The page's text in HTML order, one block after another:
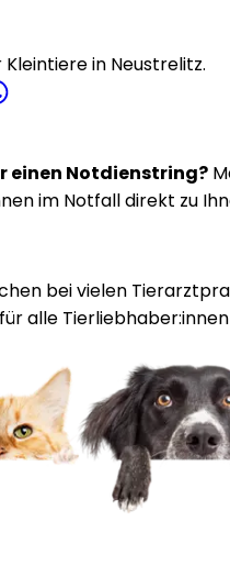
in Neustrelitz.
einen Notdienstring?
im Notfall direkt zu
bei vielen
alle